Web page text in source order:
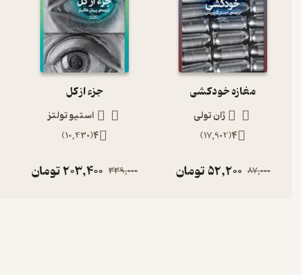
مغازه خودکشی
ژان تولی
4
(
17,902
)
87,000
52,200تومان
جزء از کل
استیو تولتز
4
(
10,430
)
339,000
203,400تومان